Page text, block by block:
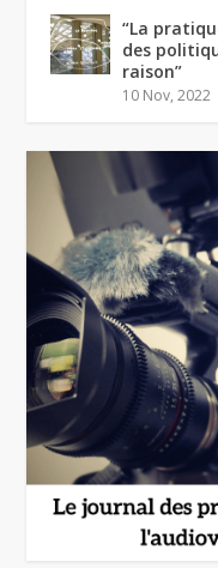
“La
des
raison”
10 Nov, 2022